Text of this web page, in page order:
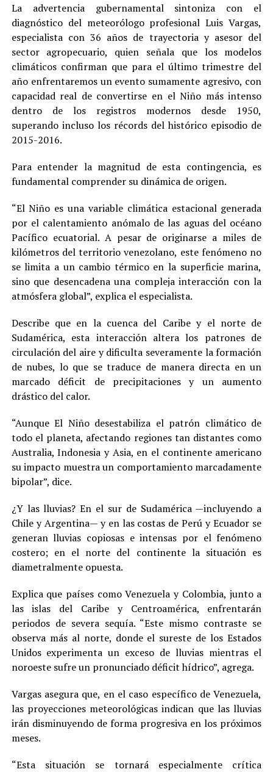
La advertencia gubernamental sintoniza con el
diagnóstico del meteorólogo profesional Luis Vargas,
especialista con 36 años de trayectoria y asesor del
sector agropecuario, quien señala que los modelos
climáticos confirman que para el último trimestre del
año enfrentaremos un evento sumamente agresivo, con
capacidad real de convertirse en el Niño más intenso
dentro de los registros modernos desde 1950,
superando incluso los récords del histórico episodio de
2015-2016.
Para entender la magnitud de esta contingencia, es
fundamental comprender su dinámica de origen.
“El Niño es una variable climática estacional generada
por el calentamiento anómalo de las aguas del océano
Pacífico ecuatorial. A pesar de originarse a miles de
kilómetros del territorio venezolano, este fenómeno no
se limita a un cambio térmico en la superficie marina,
sino que desencadena una compleja interacción con la
atmósfera global”, explica el especialista.
Describe que en la cuenca del Caribe y el norte de
Sudamérica, esta interacción altera los patrones de
circulación del aire y dificulta severamente la formación
de nubes, lo que se traduce de manera directa en un
marcado déficit de precipitaciones y un aumento
drástico del calor.
“Aunque El Niño desestabiliza el patrón climático de
todo el planeta, afectando regiones tan distantes como
Australia, Indonesia y Asia, en el continente americano
su impacto muestra un comportamiento marcadamente
bipolar”, dice.
¿Y las lluvias? En el sur de Sudamérica —incluyendo a
Chile y Argentina— y en las costas de Perú y Ecuador se
generan lluvias copiosas e intensas por el fenómeno
costero; en el norte del continente la situación es
diametralmente opuesta.
Explica que países como Venezuela y Colombia, junto a
las islas del Caribe y Centroamérica, enfrentarán
periodos de severa sequía. “Este mismo contraste se
observa más al norte, donde el sureste de los Estados
Unidos experimenta un exceso de lluvias mientras el
noroeste sufre un pronunciado déficit hídrico”, agrega.
Vargas asegura que, en el caso específico de Venezuela,
las proyecciones meteorológicas indican que las lluvias
irán disminuyendo de forma progresiva en los próximos
meses.
“Esta situación se tornará especialmente crítica